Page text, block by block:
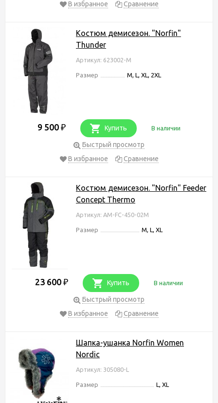
В избранное Сравнение
Костюм демисезон. "Norfin"
Thunder
Артикул: 623002-M
Размер M, L, XL, 2XL
9 500 ₽ Купить В наличии
Быстрый просмотр
В избранное
Сравнение
Костюм демисезон. "Norfin" Feeder
Concept Thermo
Артикул: AM-FC-450-02M
Размер M, L, XL
23 600 ₽ Купить В наличии
Быстрый просмотр
В избранное
Сравнение
Шапка-ушанка Norfin Women
Nordic
Артикул: 305080-L
Размер L, XL